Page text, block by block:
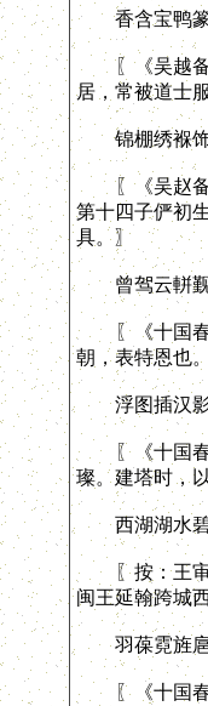
香含宝鸭篆烟
〖《吴越备史
居，常被道士
锦棚绣褓饰珠
〖《吴赵备史
第十四子俨初
具。〗
曾驾云軿觐
〖《十国春秋
朝，表特恩也
浮图插汉影
〖《十国春秋
璨。建塔时，
西湖湖水碧
〖按：王审知
闽王延翰跨城
羽葆霓旌扈
〖《十国春秋